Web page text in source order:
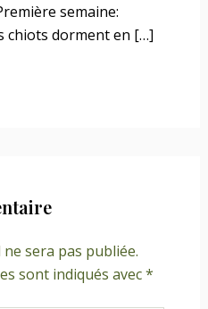
semaine:
chiots dorment en […]
sera pas publiée.
sont indiqués avec*